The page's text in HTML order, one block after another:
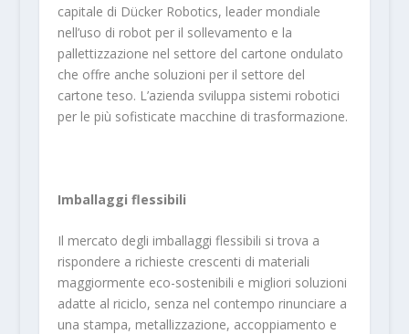
capitale di Dücker Robotics, leader mondiale
nell’uso di robot per il sollevamento e la
pallettizzazione nel settore del cartone ondulato
che offre anche soluzioni per il settore del
cartone teso. L’azienda sviluppa sistemi robotici
per le più sofisticate macchine di trasformazione.
Imballaggi flessibili
Il mercato degli imballaggi flessibili si trova a
rispondere a richieste crescenti di materiali
maggiormente eco-sostenibili e migliori soluzioni
adatte al riciclo, senza nel contempo rinunciare a
una stampa, metallizzazione, accoppiamento e